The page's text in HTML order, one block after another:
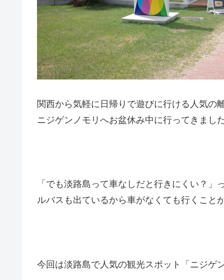
関西から気軽に日帰りで遊びに行ける人気の
ニジゲンノモリへお盆休み中に行ってきまし
「でも淡路島って車なしだと行きにくい？
ルバスも出ているから車がなくても行くこと
今回は淡路島で人気の観光スポット「ニジゲ